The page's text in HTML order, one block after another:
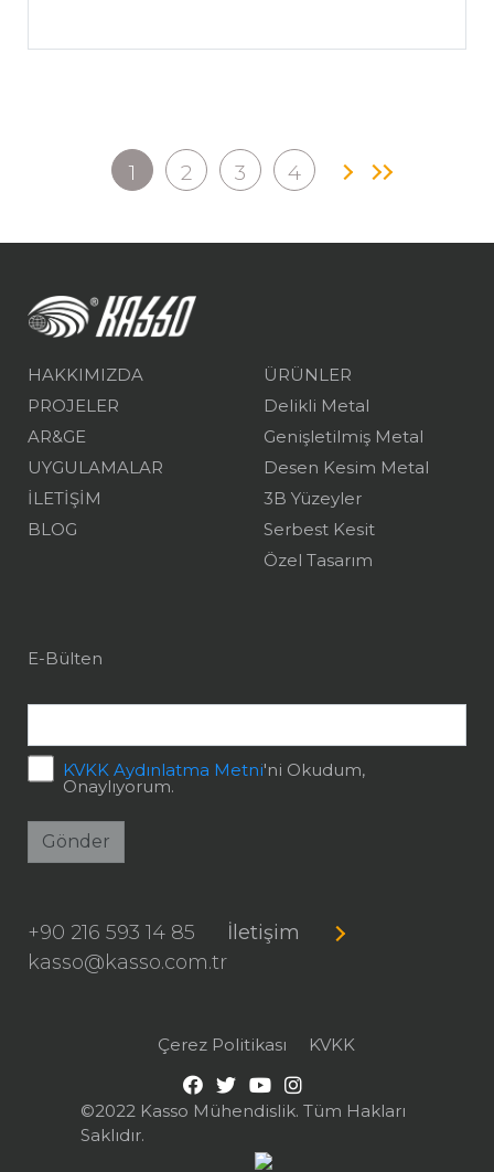
1 2 3 4
HAKKIMIZDA
PROJELER
AR&GE
UYGULAMALAR
İLETİŞİM
BLOG
ÜRÜNLER
Delikli Metal
Genişletilmiş Metal
Desen Kesim Metal
3B Yüzeyler
Serbest Kesit
Özel Tasarım
E-Bülten
KVKK Aydınlatma Metni'ni Okudum,
Onaylıyorum.
Gönder
+90 216 593 14 85
kasso@kasso.com.tr
İletişim
©2022 Kasso Mühendislik. Tüm Hakları
Saklıdır.
Çerez Politikası KVKK